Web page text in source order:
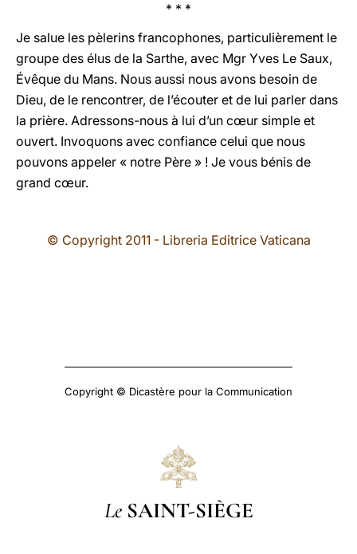
* * *
Je salue les pèlerins francophones, particulièrement le
groupe des élus de la Sarthe, avec Mgr Yves Le Saux,
Évêque du Mans. Nous aussi nous avons besoin de
Dieu, de le rencontrer, de l’écouter et de lui parler dans
la prière. Adressons-nous à lui d’un cœur simple et
ouvert. Invoquons avec confiance celui que nous
pouvons appeler « notre Père » ! Je vous bénis de
grand cœur.
© Copyright 2011 - Libreria Editrice Vaticana
Copyright © Dicastère pour la Communication
Le SAINT-SIÈGE